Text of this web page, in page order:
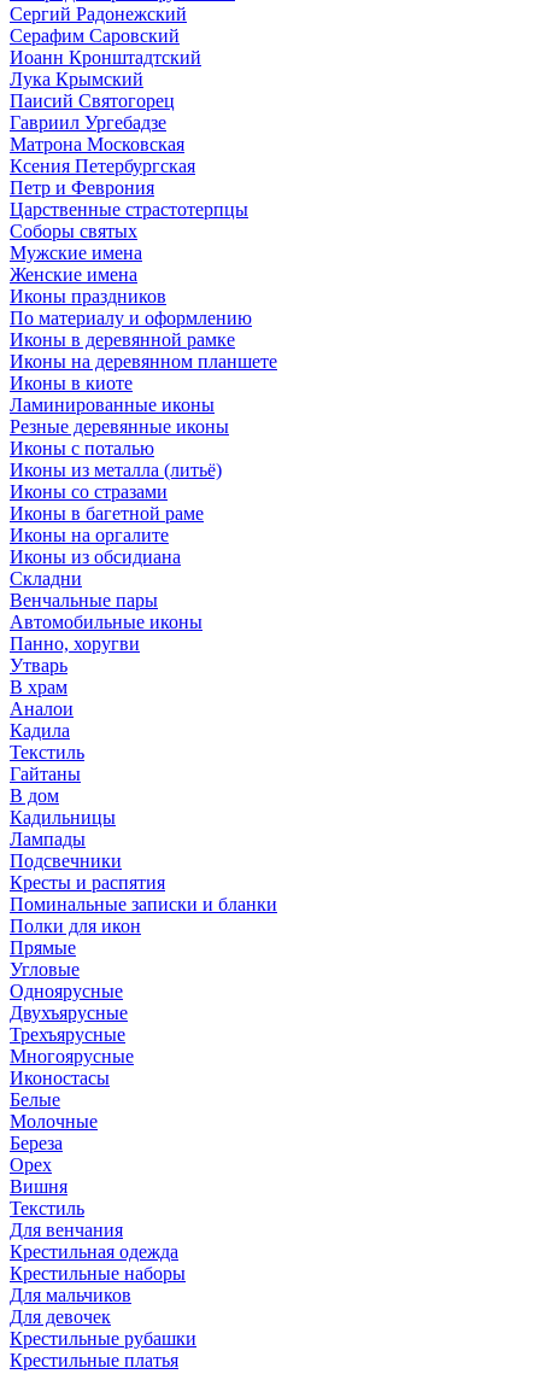
Сергий Радонежский
Серафим Саровский
Иоанн Кронштадтский
Лука Крымский
Паисий Святогорец
Гавриил Ургебадзе
Матрона Московская
Ксения Петербургская
Петр и Феврония
Царственные страстотерпцы
Соборы святых
Мужские имена
Женские имена
Иконы праздников
По материалу и оформлению
Иконы в деревянной рамке
Иконы на деревянном планшете
Иконы в киоте
Ламинированные иконы
Резные деревянные иконы
Иконы с поталью
Иконы из металла (литьё)
Иконы со стразами
Иконы в багетной раме
Иконы на оргалите
Иконы из обсидиана
Складни
Венчальные пары
Автомобильные иконы
Панно, хоругви
Утварь
В храм
Аналои
Кадила
Текстиль
Гайтаны
В дом
Кадильницы
Лампады
Подсвечники
Кресты и распятия
Поминальные записки и бланки
Полки для икон
Прямые
Угловые
Одноярусные
Двухъярусные
Трехъярусные
Многоярусные
Иконостасы
Белые
Молочные
Береза
Орех
Вишня
Текстиль
Для венчания
Крестильная одежда
Крестильные наборы
Для мальчиков
Для девочек
Крестильные рубашки
Крестильные платья